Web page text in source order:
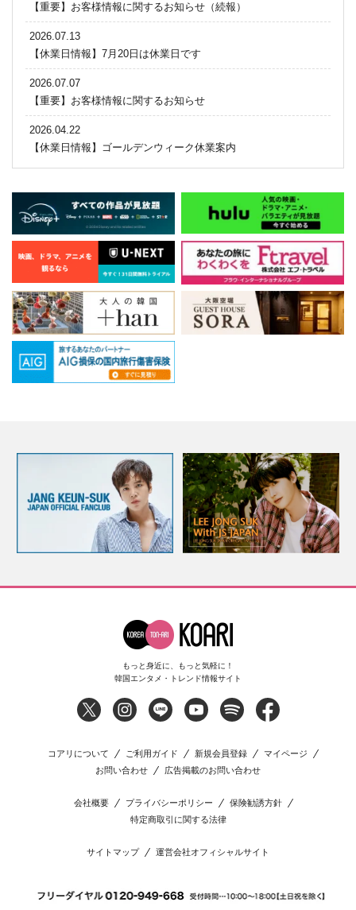
【重要】お客様情報に関するお知らせ（続報）
2026.07.13
【休業日情報】7月20日は休業日です
2026.07.07
【重要】お客様情報に関するお知らせ
2026.04.22
【休業日情報】ゴールデンウィーク休業案内
もっと身近に、もっと気軽に！
韓国エンタメ・トレンド情報サイト
コアリについて ご利用ガイド 新規会員登録
マイページ
お問い合わせ
広告掲載のお問い合わせ
会社概要 プライバシーポリシー
保険勧誘方針
特定商取引に関する法律
サイトマップ 運営会社オフィシャルサイト